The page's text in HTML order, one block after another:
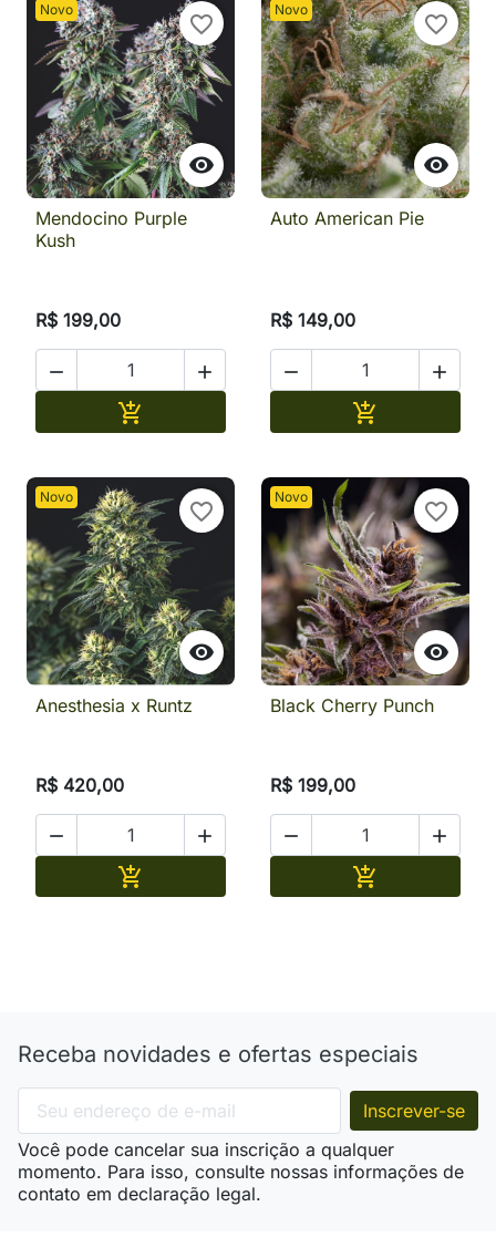
Novo

favorite_border
Mendocino Purple
Kush
R$ 199,00
 

Novo

favorite_border
Auto American Pie
R$ 149,00
 

Novo

favorite_border
Anesthesia x Runtz
R$ 420,00
 

Novo

favorite_border
Black Cherry Punch
R$ 199,00
 

Receba novidades e ofertas especiais
Você pode cancelar sua inscrição a qualquer
momento. Para isso, consulte nossas informações de
contato em declaração legal.